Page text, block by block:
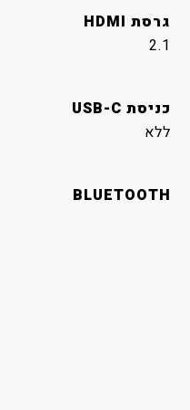
גרסת HDMI
2.1
כניסת USB-C
ללא
BLUETOOTH